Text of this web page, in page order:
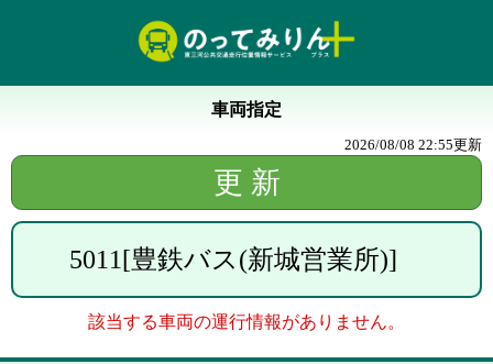
車両指定
2026/08/08 22:55更新
5011[豊鉄バス(新城営業所)]
該当する車両の運行情報がありません。